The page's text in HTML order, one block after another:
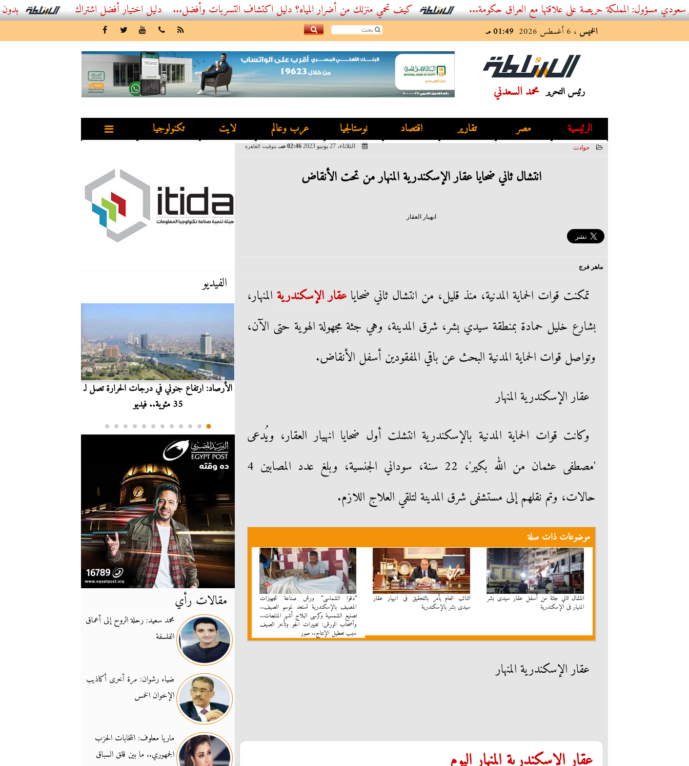
أفضل اشتراك IPTV بدون تقطيع 2026 – دليل المشاهد العصري المملكة حريصة على علاقتها مع العراق حكومة... كيف تحمي منزلك من أضرار المياه؟ دليل اكتشاف التسربات وأفضل...
الخميس ، 6 أغسطس 2026 01:49 مـ
رئيس التحرير محمد السعدني
الرئيسية مصر تقارير اقتصاد نوستالجيا عرب وعالم لايت تكنولوجيا
حوادث الثلاثاء، 27 يونيو 2023 02:46 صـ بتوقيت القاهرة
انتشال ثاني ضحايا عقار الإسكندرية المنهار من تحت الأنقاض
انهيار العقار
ماهر فرج
تمكنت قوات الحماية المدنية، منذ قليل، من انتشال ثاني ضحايا عقارالإسكندرية المنهار،
بشارع خليل حمادة بمنطقة سيدي بشر، شرق المدينة، وهي جثة مجهولة الهوية حتى الآن،
وتواصل قوات الحماية المدنية البحث عن باقي المفقودين أسفل الأنقاض.
عقار الإسكندرية المنهار
وكانت قوات الحماية المدنية بالإسكندرية انتشلت أول ضحايا انهيار العقار، ويُدعى
'مصطفى عثمان من الله بكير'، 22 سنة، سوداني الجنسية، وبلغ عدد المصابين 4
حالات، وتم نقلهم إلى مستشفى شرق المدينة لتلقي العلاج اللازم.
موضوعات ذات صلة
انتشال ثاني جثة من أسفل عقار سيدى بشر
المنهار فى الإسكندرية
النائب العام يأمر بالتحقيق فى انهيار عقار
سيدى بشر بالإسكندرية
”دقوا الشماسى” ورش صناعة تجهيزات
المصيف بالإسكندرية تستعد لموسم الصيف..
تصنيع الشمسية وكرسى البلاج أشهر المنتجات..
وأصحاب الورش: تغييرات الجو وتأخر الصيف
سبب تعطيل الإنتاج.. صور
عقار الإسكندرية المنهار
الفيديو
الأرصاد: ارتفاع جنوني في درجات الحرارة تصل لـ
35 مئوية.. فيديو
مقالات رأي
محمد سعيد: رحلة الروح إلى أعماق
الفلسفة
ضياء رشوان: مرة أخرى أكاذيب
الإخوان الخمس
ماريا معلوف: انتخابات الحزب
الجمهوري.. ما بين قلق السباق